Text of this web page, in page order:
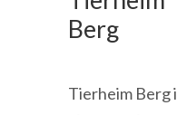
Berg
Tierheim Berg